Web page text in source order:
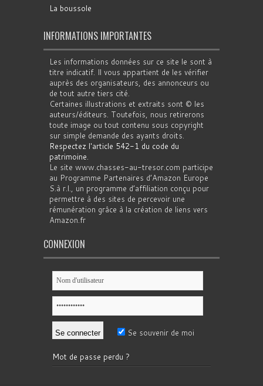
La boussole
INFORMATIONS IMPORTANTES
Les informations données sur ce site le sont à
titre indicatif. Il vous appartient de les vérifier
auprès des organisateurs, des annonceurs ou
de tout autre tiers cité.
Certaines illustrations et extraits sont © les
auteurs/éditeurs. Toutefois, nous retirerons
toute image ou tout contenu sous copyright
sur simple demande des ayants droits.
Respectez l'article 542-1 du code du
patrimoine.
Le site www.chasses-au-tresor.com participe
au Programme Partenaires d’Amazon Europe
S.à r.l., un programme d’affiliation conçu pour
permettre à des sites de percevoir une
rémunération grâce à la création de liens vers
Amazon.fr
CONNEXION
Se souvenir de moi
Mot de passe perdu ?